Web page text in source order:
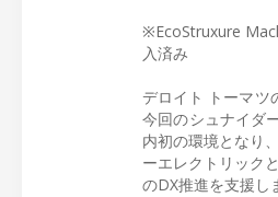
※EcoStruxure
入済み
デロイト トーマツ
今回のシュナイダ
内初の環境となり
ーエレクトリック
のDX推進を支援し